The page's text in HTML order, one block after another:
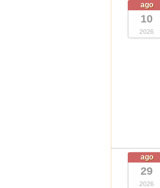
ago
10
2026
ago
29
2026